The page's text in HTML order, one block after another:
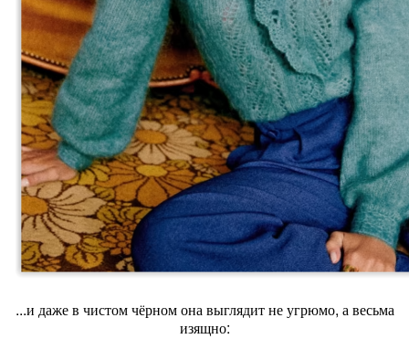
...и даже в чистом чёрном она выглядит не угрюмо, а весьма
изящно: